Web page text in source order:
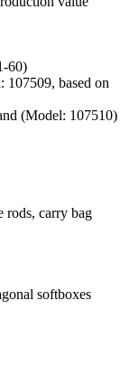
60)
based on
(Model: 107510)
rods, carry bag
softboxes